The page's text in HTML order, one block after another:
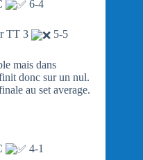
6-4
TT 3 5-5
mais dans
donc sur un nul.
au set average.
4-1